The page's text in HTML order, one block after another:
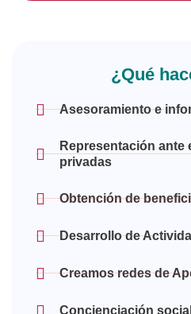
¿Qué
Asesoramiento e
Representación
privadas
Obtención de
Desarrollo de
Creamos redes de
Concienciación social